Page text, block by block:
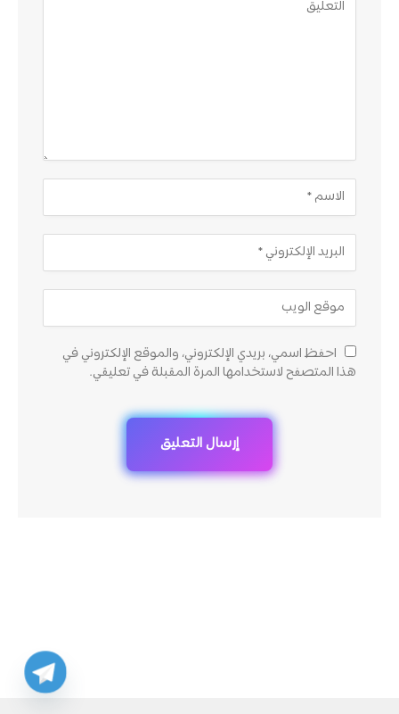
احفظ اسمي، بريدي الإلكتروني، والموقع الإلكتروني في
هذا المتصفح لاستخدامها المرة المقبلة في تعليقي.